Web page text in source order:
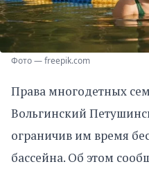
Фото — freepik.com
Права многодетных
Вольгинский
ограничив им время
бассейна. Об этом